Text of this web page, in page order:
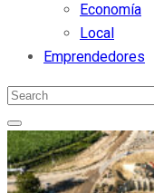
Economía
Local
Emprendedores